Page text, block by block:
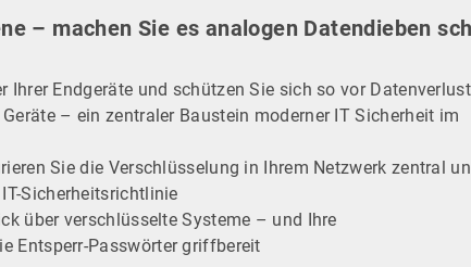
– machen Sie es analogen Datendieben
Ihrer Endgeräte und schützen Sie sich so vor
– ein zentraler Baustein moderner IT Sicherheit im
Sie die Verschlüsselung in Ihrem Netzwerk zentral
Sicherheitsrichtlinie
über verschlüsselte Systeme – und Ihre
Entsperr-Passwörter griffbereit